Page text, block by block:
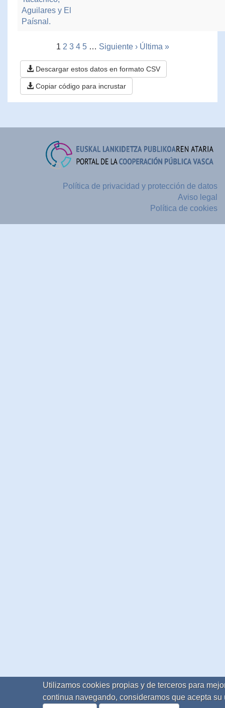
Aguilares y El
Paísnal.
1 2 3 4 5 … Siguiente › Última »
Descargar estos datos en formato CSV
Copiar código para incrustar
Política de privacidad y protección de datos
Aviso legal
Política de cookies
Utilizamos cookies propias y de terceros para
continua navegando, consideramos que acepta su